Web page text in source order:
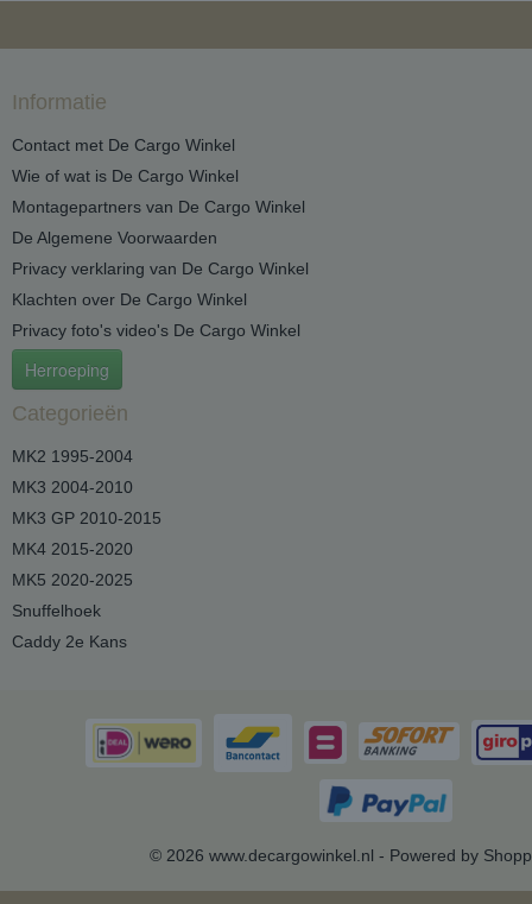
Informatie
Contact met De Cargo Winkel
Wie of wat is De Cargo Winkel
Montagepartners van De Cargo Winkel
De Algemene Voorwaarden
Privacy verklaring van De Cargo Winkel
Klachten over De Cargo Winkel
Privacy foto's video's De Cargo Winkel
Herroeping
Categorieën
MK2 1995-2004
MK3 2004-2010
MK3 GP 2010-2015
MK4 2015-2020
MK5 2020-2025
Snuffelhoek
Caddy 2e Kans
© 2026 www.decargowinkel.nl - Powered by